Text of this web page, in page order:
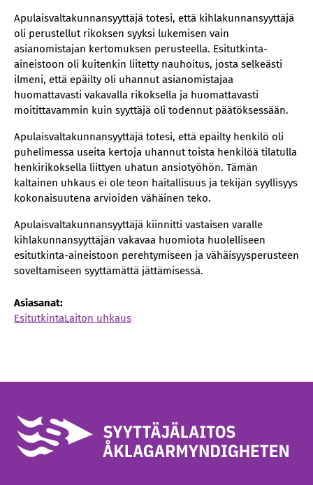
Apulaisvaltakunnansyyttäjä totesi, että kihlakunnansyyttäjä
oli perustellut rikoksen syyksi lukemisen vain
asianomistajan kertomuksen perusteella. Esitutkinta-
aineistoon oli kuitenkin liitetty nauhoitus, josta selkeästi
ilmeni, että epäilty oli uhannut asianomistajaa
huomattavasti vakavalla rikoksella ja huomattavasti
moitittavammin kuin syyttäjä oli todennut päätöksessään.
Apulaisvaltakunnansyyttäjä totesi, että epäilty henkilö oli
puhelimessa useita kertoja uhannut toista henkilöä tilatulla
henkirikoksella liittyen uhatun ansiotyöhön. Tämän
kaltainen uhkaus ei ole teon haitallisuus ja tekijän syyllisyys
kokonaisuutena arvioiden vähäinen teko.
Apulaisvaltakunnansyyttäjä kiinnitti vastaisen varalle
kihlakunnansyyttäjän vakavaa huomiota huolelliseen
esitutkinta-aineistoon perehtymiseen ja vähäisyysperusteen
soveltamiseen syyttämättä jättämisessä.
Asiasanat:
EsitutkintaLaiton uhkaus